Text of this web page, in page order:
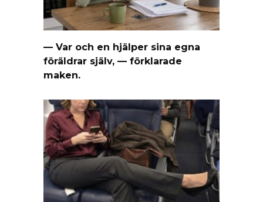
— Var och en hjälper sina egna
föräldrar själv, — förklarade
maken.